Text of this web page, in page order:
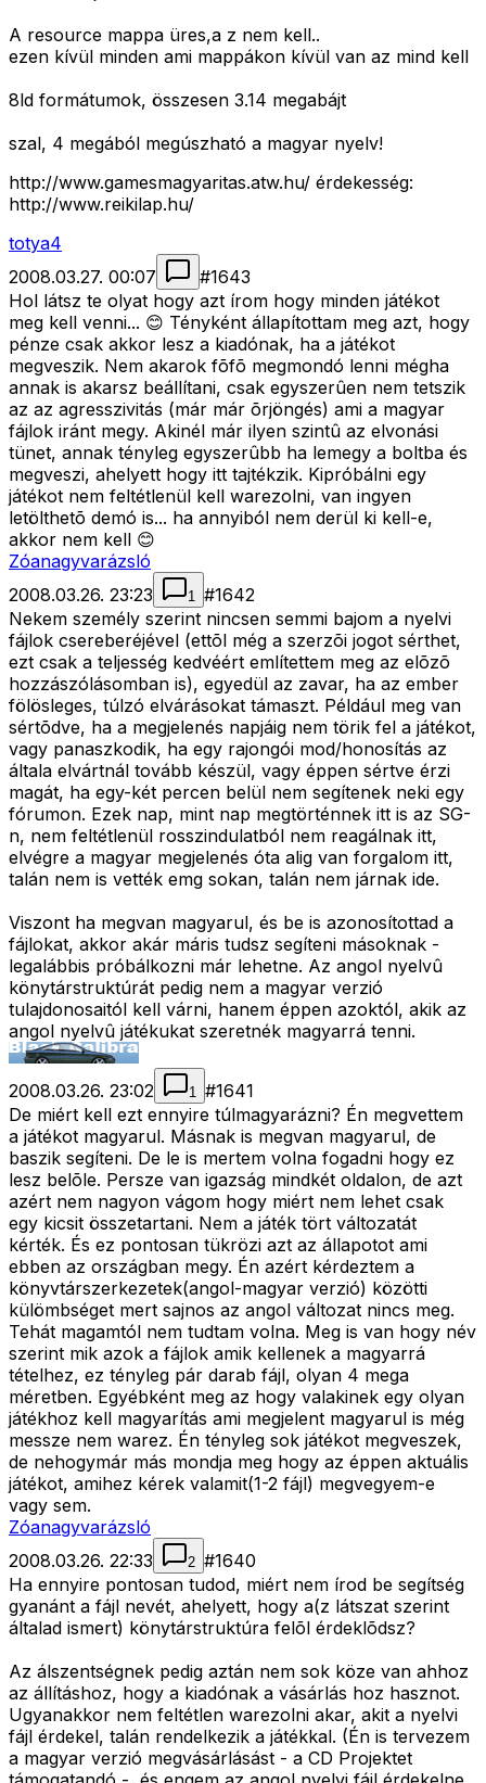
A resource mappa üres,a z nem kell..
ezen kívül minden ami mappákon kívül van az mind kell
8ld formátumok, összesen 3.14 megabájt
szal, 4 megából megúszható a magyar nyelv!
http://www.gamesmagyaritas.atw.hu/ érdekesség:
http://www.reikilap.hu/
totya4
2008.03.27. 00:07
#1643
Hol látsz te olyat hogy azt írom hogy minden játékot
meg kell venni... 😊 Tényként állapítottam meg azt, hogy
pénze csak akkor lesz a kiadónak, ha a játékot
megveszik. Nem akarok fõfõ megmondó lenni mégha
annak is akarsz beállítani, csak egyszerûen nem tetszik
az az agresszivitás (már már õrjöngés) ami a magyar
fájlok iránt megy. Akinél már ilyen szintû az elvonási
tünet, annak tényleg egyszerûbb ha lemegy a boltba és
megveszi, ahelyett hogy itt tajtékzik. Kipróbálni egy
játékot nem feltétlenül kell warezolni, van ingyen
letölthetõ demó is... ha annyiból nem derül ki kell-e,
akkor nem kell 😊
Zóanagyvarázsló
2008.03.26. 23:23
1 #1642
Nekem személy szerint nincsen semmi bajom a nyelvi
fájlok csereberéjével (ettõl még a szerzõi jogot sérthet,
ezt csak a teljesség kedvéért említettem meg az elõzõ
hozzászólásomban is), egyedül az zavar, ha az ember
fölösleges, túlzó elvárásokat támaszt. Például meg van
sértõdve, ha a megjelenés napjáig nem törik fel a játékot,
vagy panaszkodik, ha egy rajongói mod/honosítás az
általa elvártnál tovább készül, vagy éppen sértve érzi
magát, ha egy-két percen belül nem segítenek neki egy
fórumon. Ezek nap, mint nap megtörténnek itt is az SG-
n, nem feltétlenül rosszindulatból nem reagálnak itt,
elvégre a magyar megjelenés óta alig van forgalom itt,
talán nem is vették emg sokan, talán nem járnak ide.
Viszont ha megvan magyarul, és be is azonosítottad a
fájlokat, akkor akár máris tudsz segíteni másoknak -
legalábbis próbálkozni már lehetne. Az angol nyelvû
könytárstruktúrát pedig nem a magyar verzió
tulajdonosaitól kell várni, hanem éppen azoktól, akik az
angol nyelvû játékukat szeretnék magyarrá tenni.
2008.03.26. 23:02 1 #1641
De miért kell ezt ennyire túlmagyarázni? Én megvettem
a játékot magyarul. Másnak is megvan magyarul, de
baszik segíteni. De le is mertem volna fogadni hogy ez
lesz belõle. Persze van igazság mindkét oldalon, de azt
azért nem nagyon vágom hogy miért nem lehet csak
egy kicsit összetartani. Nem a játék tört változatát
kérték. És ez pontosan tükrözi azt az állapotot ami
ebben az országban megy. Én azért kérdeztem a
könyvtárszerkezetek(angol-magyar verzió) közötti
külömbséget mert sajnos az angol változat nincs meg.
Tehát magamtól nem tudtam volna. Meg is van hogy név
szerint mik azok a fájlok amik kellenek a magyarrá
tételhez, ez tényleg pár darab fájl, olyan 4 mega
méretben. Egyébként meg az hogy valakinek egy olyan
játékhoz kell magyarítás ami megjelent magyarul is még
messze nem warez. Én tényleg sok játékot megveszek,
de nehogymár más mondja meg hogy az éppen aktuális
játékot, amihez kérek valamit(1-2 fájl) megvegyem-e
vagy sem.
Zóanagyvarázsló
2008.03.26. 22:33
2 #1640
Ha ennyire pontosan tudod, miért nem írod be segítség
gyanánt a fájl nevét, ahelyett, hogy a(z látszat szerint
általad ismert) könytárstruktúra felõl érdeklõdsz?
Az álszentségnek pedig aztán nem sok köze van ahhoz
az állításhoz, hogy a kiadónak a vásárlás hoz hasznot.
Ugyanakkor nem feltétlen warezolni akar, akit a nyelvi
fájl érdekel, talán rendelkezik a játékkal. (Én is tervezem
a magyar verzió megvásárlásást - a CD Projektet